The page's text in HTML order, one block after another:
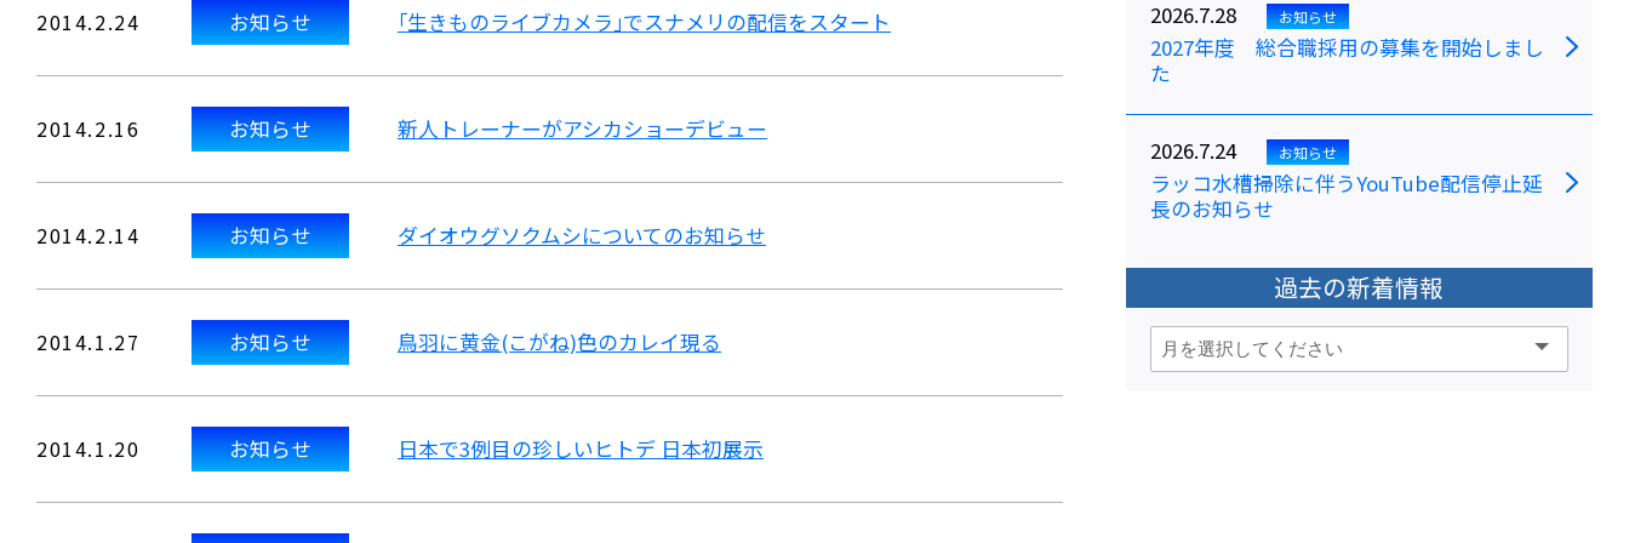
2014.2.24 お知らせ ｢生きものライブカメラ｣でスナメリの配信をスタート
2014.2.16 お知らせ 新人トレーナーがアシカショーデビュー
2014.2.14 お知らせ ダイオウグソクムシについてのお知らせ
2014.1.27 お知らせ 鳥羽に黄金(こがね)色のカレイ現る
2014.1.20 お知らせ 日本で3例目の珍しいヒトデ 日本初展示
2026.7.28 お知らせ
2027年度 総合職採用の募集を開始しまし
た
2026.7.24 お知らせ
ラッコ水槽掃除に伴うYouTube配信停止延
長のお知らせ
過去の新着情報